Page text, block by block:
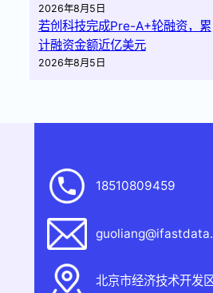
2026年8月5日
若创科技完成Pre-A+轮融资，累
计融资金额近亿美元
2026年8月5日
18510809459
北京市经济技术开发